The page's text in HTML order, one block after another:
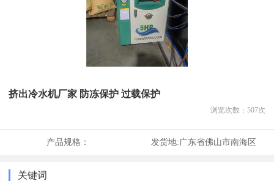
挤出冷水机厂家 防冻保护 过载保护
浏览次数： 507次
产品规格： 发货地:广东省佛山市南海区
关键词